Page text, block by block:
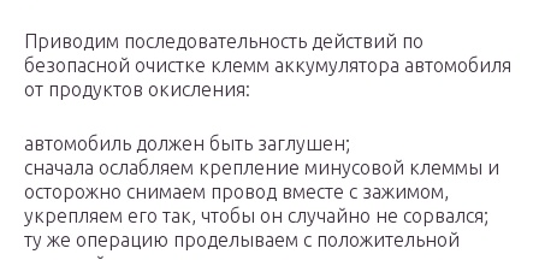
Приводим последовательность действий по
безопасной очистке клемм аккумулятора автомобиля
от продуктов окисления:
автомобиль должен быть заглушен;
сначала ослабляем крепление минусовой клеммы и
осторожно снимаем провод вместе с зажимом,
укрепляем его так, чтобы он случайно не сорвался;
ту же операцию проделываем с положительной